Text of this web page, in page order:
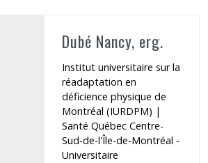
Dubé Nancy, erg.
Institut universitaire sur la
réadaptation en
déficience physique de
Montréal (IURDPM) |
Santé Québec Centre-
Sud-de-l'Île-de-Montréal -
Universitaire